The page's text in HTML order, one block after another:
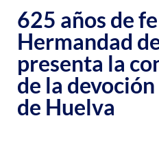
625 años de
Hermandad
presenta la
de la
de Huelva